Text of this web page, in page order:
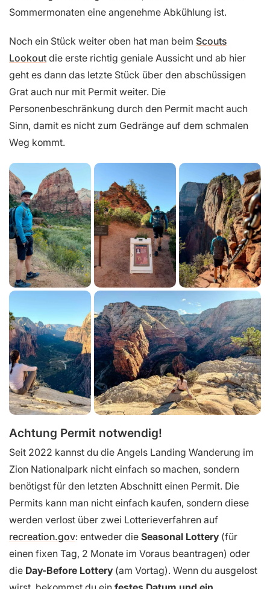
Sommermonaten eine angenehme Abkühlung ist.
Noch ein Stück weiter oben hat man beim Scouts
Lookout die erste richtig geniale Aussicht und ab hier
geht es dann das letzte Stück über den abschüssigen
Grat auch nur mit Permit weiter. Die
Personenbeschränkung durch den Permit macht auch
Sinn, damit es nicht zum Gedränge auf dem schmalen
Weg kommt.
Achtung Permit notwendig!
Seit 2022 kannst du die Angels Landing Wanderung im
Zion Nationalpark nicht einfach so machen, sondern
benötigst für den letzten Abschnitt einen Permit. Die
Permits kann man nicht einfach kaufen, sondern diese
werden verlost über zwei Lotterieverfahren auf
recreation.gov: entweder die Seasonal Lottery (für
einen fixen Tag, 2 Monate im Voraus beantragen) oder
die Day-Before Lottery (am Vortag). Wenn du ausgelost